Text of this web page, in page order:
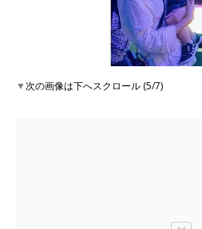
▼次の画像は下へスクロール (5/7)